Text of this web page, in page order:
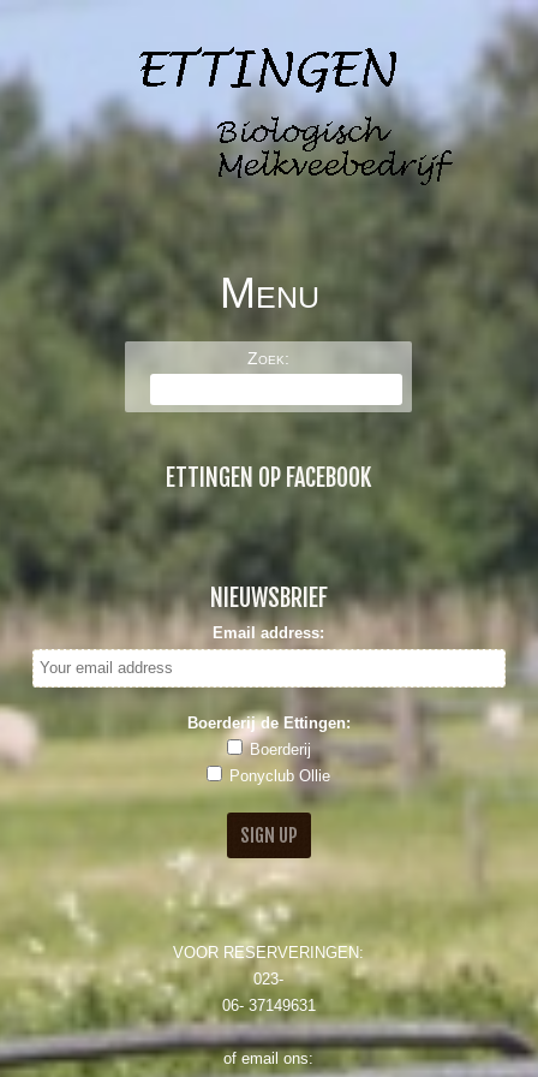
BOERDERIJ DE
ETTINGEN
Menu
Zoek:
ETTINGEN OP FACEBOOK
NIEUWSBRIEF
Email address:
Boerderij de Ettingen:
Boerderij
Ponyclub Ollie
VOOR RESERVERINGEN:
023-
06- 37149631
of email ons: